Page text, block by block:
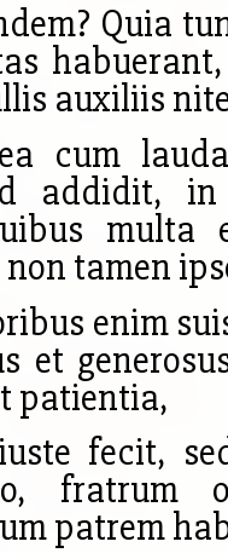
Quia
auxiliis
cum
addidit,
multa
tamen
enim
et
patientia,
fecit,
fratrum
patrem